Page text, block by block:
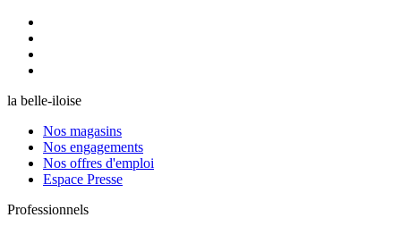
la belle-iloise
Nos magasins
Nos engagements
Nos offres d'emploi
Espace Presse
Professionnels